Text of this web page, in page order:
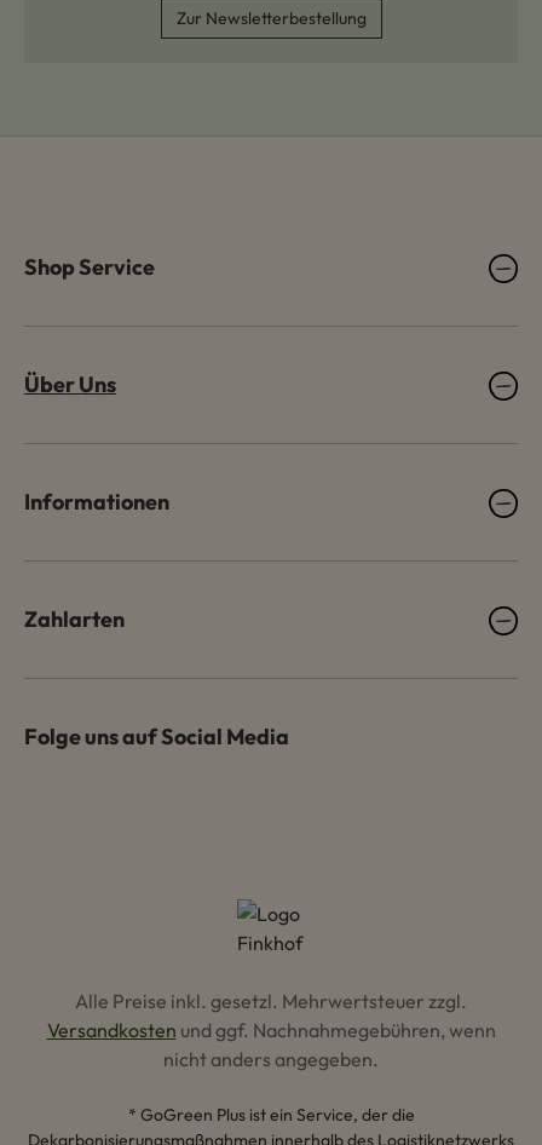
Zur Newsletterbestellung
Shop Service
Über Uns
Informationen
Zahlarten
Folge uns auf Social Media
Alle Preise inkl. gesetzl. Mehrwertsteuer zzgl.
Versandkosten und ggf. Nachnahmegebühren, wenn
nicht anders angegeben.
* GoGreen Plus ist ein Service, der die
Dekarbonisierungsmaßnahmen innerhalb des Logistiknetzwerks